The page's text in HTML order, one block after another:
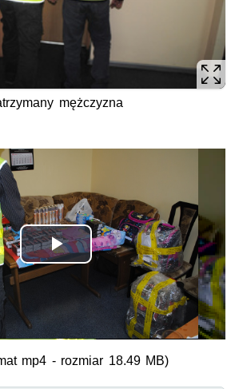
mężczyzna
Odtwórz
wideo
mp4 - rozmiar 18.49 MB)